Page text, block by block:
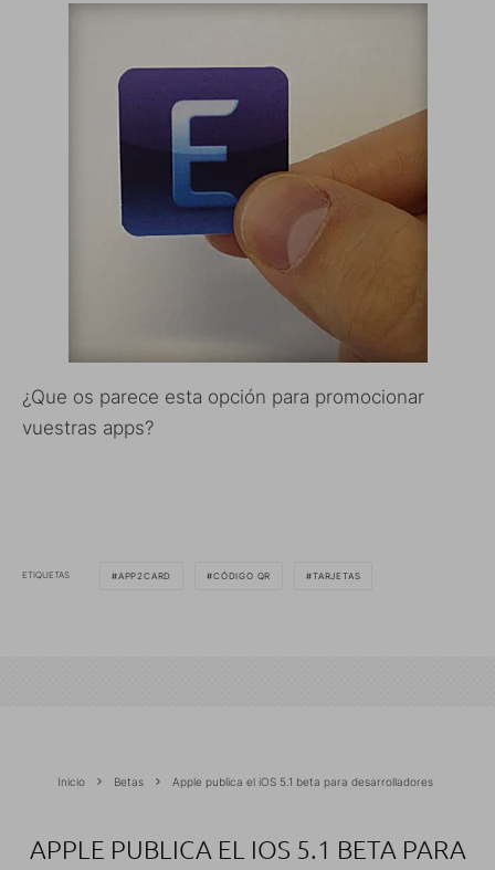
¿Que os parece esta opción para promocionar
vuestras apps?
ETIQUETAS APP2CARD CÓDIGO QR TARJETAS
Inicio Betas Apple publica el iOS 5.1 beta para desarrolladores
APPLE PUBLICA EL IOS 5.1 BETA PARA